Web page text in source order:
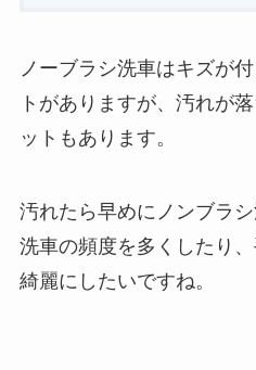
ノーブラシ洗車はキズが
トがありますが、汚れが
ットもあります。
汚れたら早めにノンブラ
洗車の頻度を多くしたり
綺麗にしたいですね。